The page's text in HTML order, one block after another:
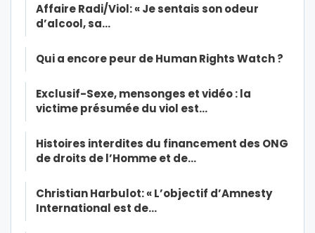
Affaire Radi/Viol: « Je sentais son odeur
d’alcool, sa…
Qui a encore peur de Human Rights Watch ?
Exclusif-Sexe, mensonges et vidéo : la
victime présumée du viol est…
Histoires interdites du financement des ONG
de droits de l’Homme et de…
Christian Harbulot: « L’objectif d’Amnesty
International est de…